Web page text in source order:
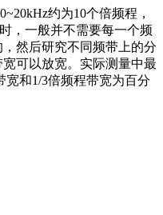
约为10个倍频程，
，一般并不需要每一个频
然后研究不同频带上的分
可以放宽。实际测量中最
和1/3倍频程带宽为百分